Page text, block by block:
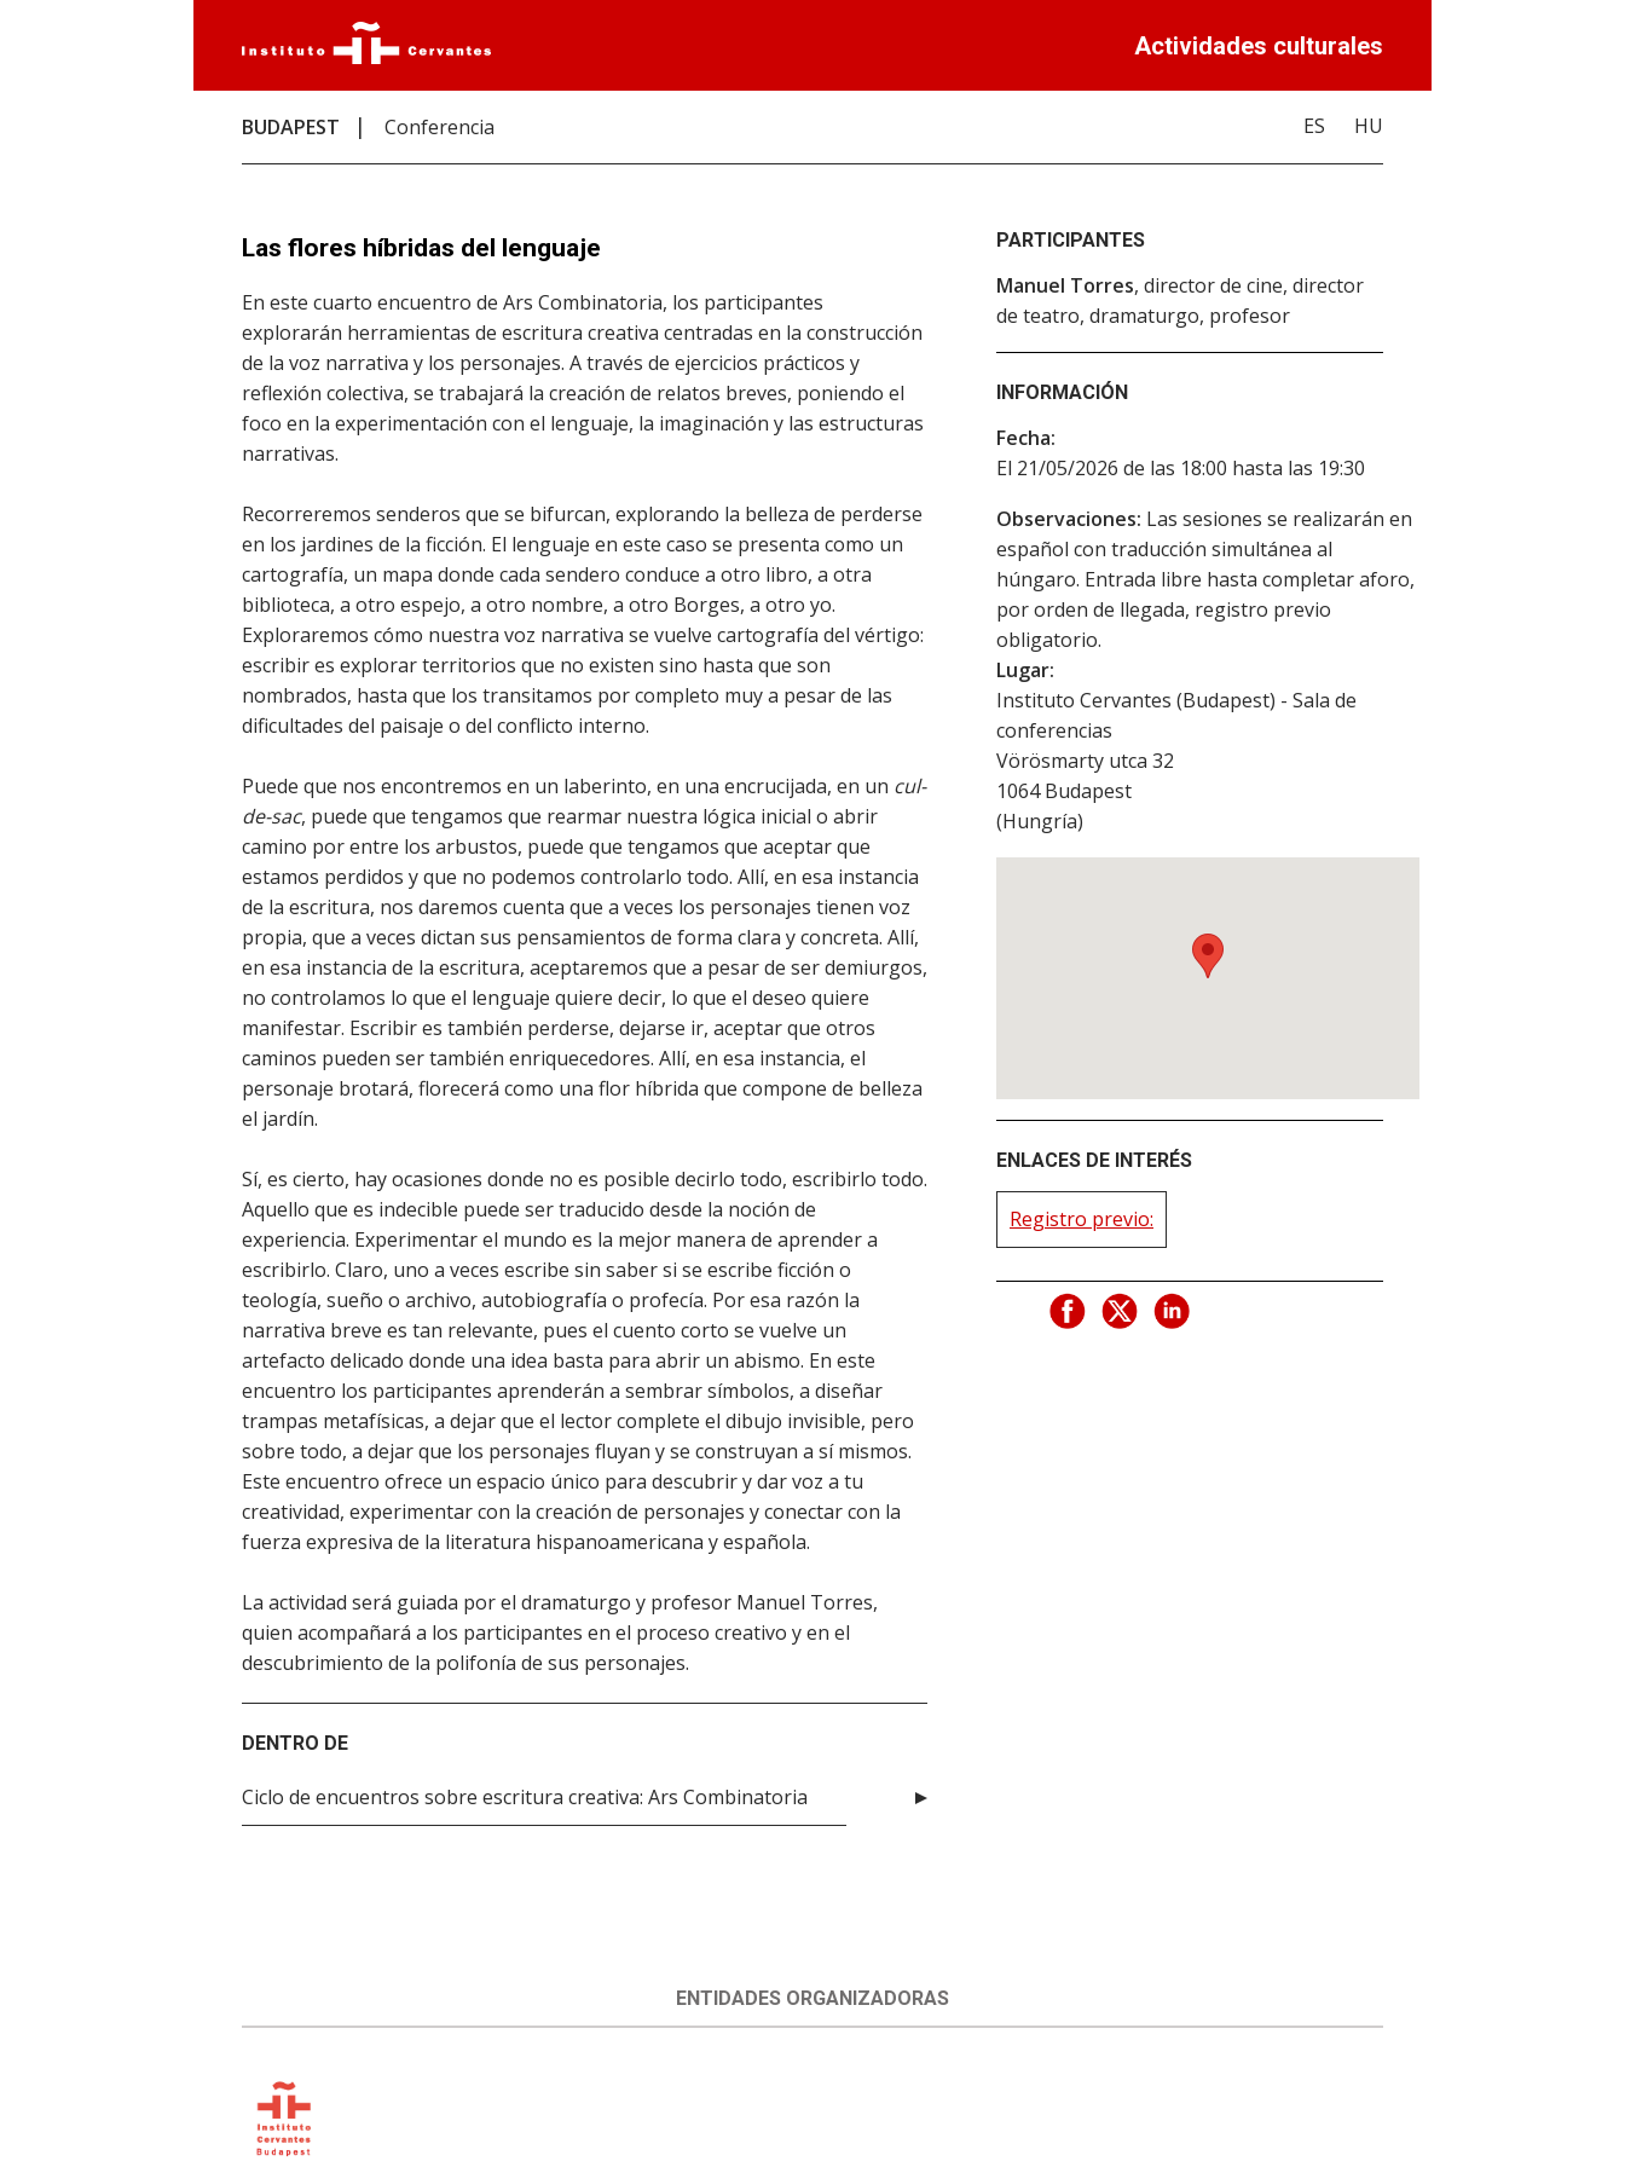
Actividades culturales
BUDAPEST Conferencia ES HU
Las flores híbridas del lenguaje
En este cuarto encuentro de Ars Combinatoria, los participantes
explorarán herramientas de escritura creativa centradas en la construcción
de la voz narrativa y los personajes. A través de ejercicios prácticos y
reflexión colectiva, se trabajará la creación de relatos breves, poniendo el
foco en la experimentación con el lenguaje, la imaginación y las estructuras
narrativas.
Recorreremos senderos que se bifurcan, explorando la belleza de perderse
en los jardines de la ficción. El lenguaje en este caso se presenta como un
cartografía, un mapa donde cada sendero conduce a otro libro, a otra
biblioteca, a otro espejo, a otro nombre, a otro Borges, a otro yo.
Exploraremos cómo nuestra voz narrativa se vuelve cartografía del vértigo:
escribir es explorar territorios que no existen sino hasta que son
nombrados, hasta que los transitamos por completo muy a pesar de las
dificultades del paisaje o del conflicto interno.
Puede que nos encontremos en un laberinto, en una encrucijada, en un cul-
de-sac, puede que tengamos que rearmar nuestra lógica inicial o abrir
camino por entre los arbustos, puede que tengamos que aceptar que
estamos perdidos y que no podemos controlarlo todo. Allí, en esa instancia
de la escritura, nos daremos cuenta que a veces los personajes tienen voz
propia, que a veces dictan sus pensamientos de forma clara y concreta. Allí,
en esa instancia de la escritura, aceptaremos que a pesar de ser demiurgos,
no controlamos lo que el lenguaje quiere decir, lo que el deseo quiere
manifestar. Escribir es también perderse, dejarse ir, aceptar que otros
caminos pueden ser también enriquecedores. Allí, en esa instancia, el
personaje brotará, florecerá como una flor híbrida que compone de belleza
el jardín.
Sí, es cierto, hay ocasiones donde no es posible decirlo todo, escribirlo todo.
Aquello que es indecible puede ser traducido desde la noción de
experiencia. Experimentar el mundo es la mejor manera de aprender a
escribirlo. Claro, uno a veces escribe sin saber si se escribe ficción o
teología, sueño o archivo, autobiografía o profecía. Por esa razón la
narrativa breve es tan relevante, pues el cuento corto se vuelve un
artefacto delicado donde una idea basta para abrir un abismo. En este
encuentro los participantes aprenderán a sembrar símbolos, a diseñar
trampas metafísicas, a dejar que el lector complete el dibujo invisible, pero
sobre todo, a dejar que los personajes fluyan y se construyan a sí mismos.
Este encuentro ofrece un espacio único para descubrir y dar voz a tu
creatividad, experimentar con la creación de personajes y conectar con la
fuerza expresiva de la literatura hispanoamericana y española.
La actividad será guiada por el dramaturgo y profesor Manuel Torres,
quien acompañará a los participantes en el proceso creativo y en el
descubrimiento de la polifonía de sus personajes.
DENTRO DE
Ciclo de encuentros sobre escritura creativa: Ars Combinatoria
PARTICIPANTES
Manuel Torres, director de cine, director
de teatro, dramaturgo, profesor
INFORMACIÓN
Fecha:
El 21/05/2026 de las 18:00 hasta las 19:30
Observaciones: Las sesiones se realizarán en
español con traducción simultánea al
húngaro. Entrada libre hasta completar aforo,
por orden de llegada, registro previo
obligatorio.
Lugar:
Instituto Cervantes (Budapest) - Sala de
conferencias
Vörösmarty utca 32
1064Budapest
(Hungría)
ENLACES DE INTERÉS
Registro previo:
ENTIDADES ORGANIZADORAS